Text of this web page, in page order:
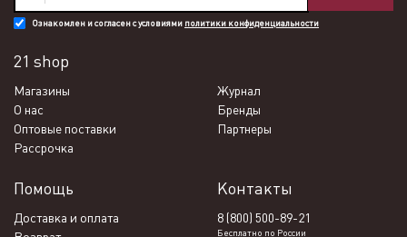
Ознакомлен и согласен с условиями политики конфиденциальности
21 shop
Магазины
Журнал
О нас
Бренды
Оптовые поставки
Партнеры
Рассрочка
Помощь
Доставка и оплата
Контакты
8 (800) 500-89-21
Бесплатно по России